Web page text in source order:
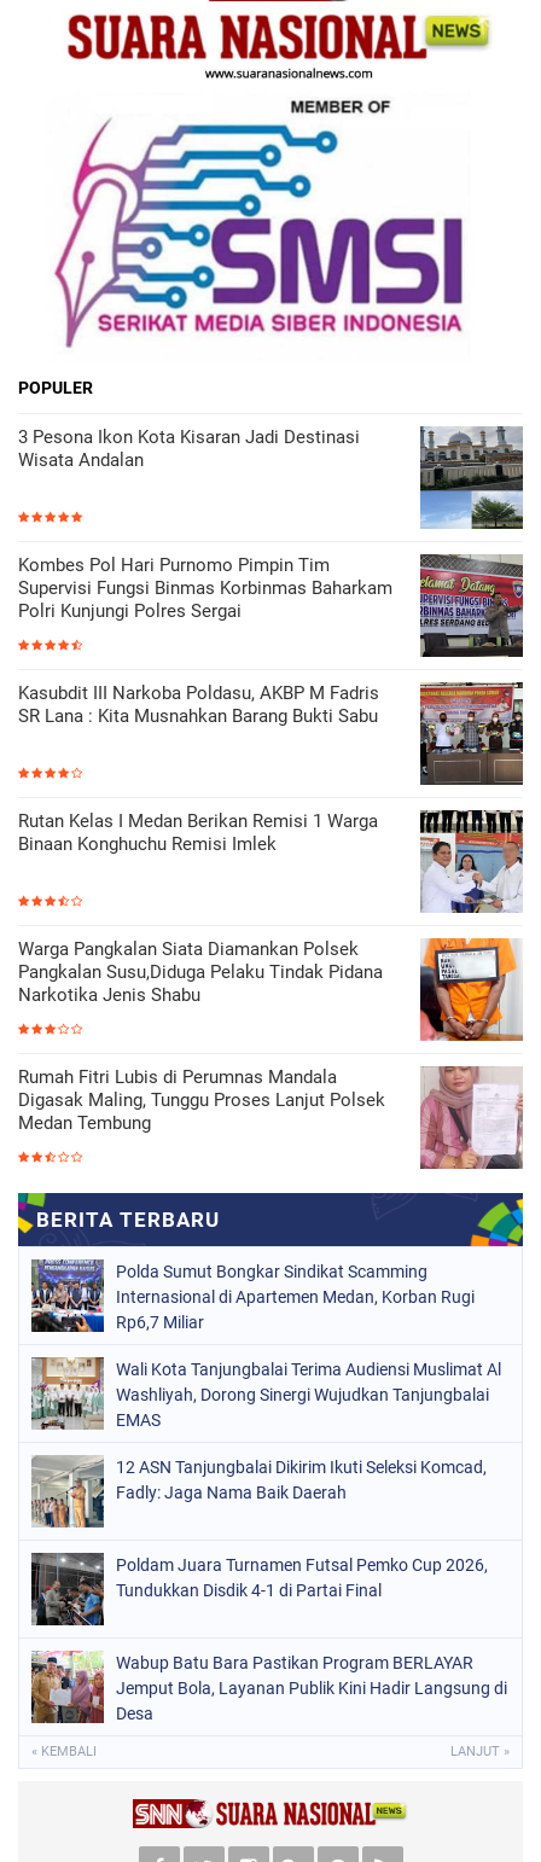
POPULER
3 Pesona Ikon Kota Kisaran Jadi Destinasi
Wisata Andalan
Kombes Pol Hari Purnomo Pimpin Tim
Supervisi Fungsi Binmas Korbinmas Baharkam
Polri Kunjungi Polres Sergai
Kasubdit III Narkoba Poldasu, AKBP M Fadris
SR Lana : Kita Musnahkan Barang Bukti Sabu
Rutan Kelas I Medan Berikan Remisi 1 Warga
Binaan Konghuchu Remisi Imlek
Warga Pangkalan Siata Diamankan Polsek
Pangkalan Susu,Diduga Pelaku Tindak Pidana
Narkotika Jenis Shabu
Rumah Fitri Lubis di Perumnas Mandala
Digasak Maling, Tunggu Proses Lanjut Polsek
Medan Tembung
Polda Sumut Bongkar Sindikat Scamming
Internasional di Apartemen Medan, Korban Rugi
Rp6,7 Miliar
Wali Kota Tanjungbalai Terima Audiensi Muslimat Al
Washliyah, Dorong Sinergi Wujudkan Tanjungbalai
EMAS
12 ASN Tanjungbalai Dikirim Ikuti Seleksi Komcad,
Fadly: Jaga Nama Baik Daerah
Poldam Juara Turnamen Futsal Pemko Cup 2026,
Tundukkan Disdik 4-1 di Partai Final
Wabup Batu Bara Pastikan Program BERLAYAR
Jemput Bola, Layanan Publik Kini Hadir Langsung di
Desa
« KEMBALI LANJUT »